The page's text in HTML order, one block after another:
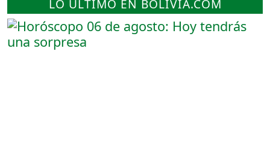
LO ÚLTIMO EN BOLIVIA.COM